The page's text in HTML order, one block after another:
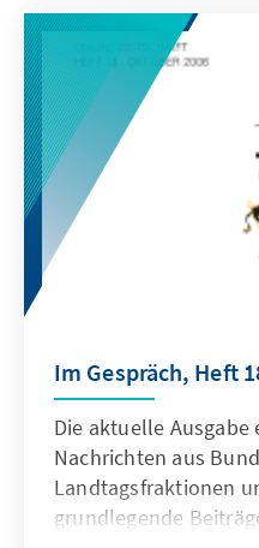
Stiftung. Wer
Laufenden“ sein,
anlegen und die
demokratischer
will, ist herzlich
Ausgabe aus dem
Im Gespräch, Heft
Die aktuelle
Nachrichten aus
Landtagsfraktionen
grundlegende